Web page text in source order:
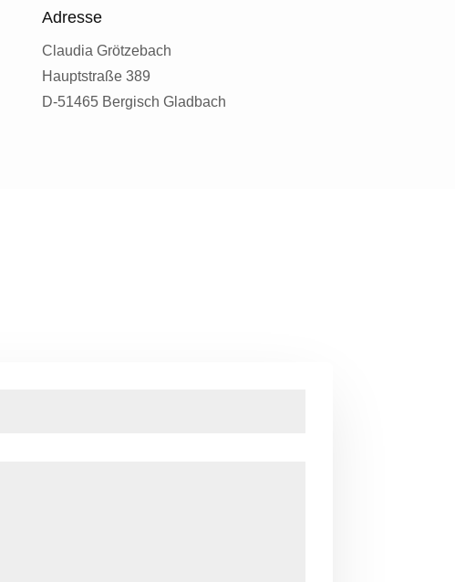
Adresse
Claudia Grötzebach
Hauptstraße 389
D-51465 Bergisch Gladbach